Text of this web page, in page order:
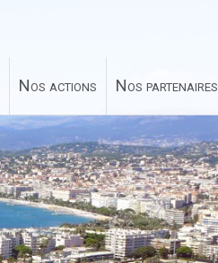
Nos actions Nos partenaires